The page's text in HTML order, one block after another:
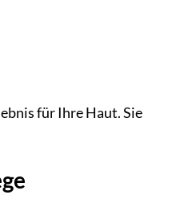
für Ihre Haut. Sie